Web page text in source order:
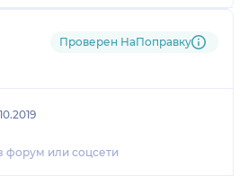
Проверен НаПоправку
форум или соцсети